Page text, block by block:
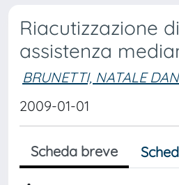
Riacutizzazione
assistenza
BRUNETTI, NATALE
2009-01-01
Scheda breve